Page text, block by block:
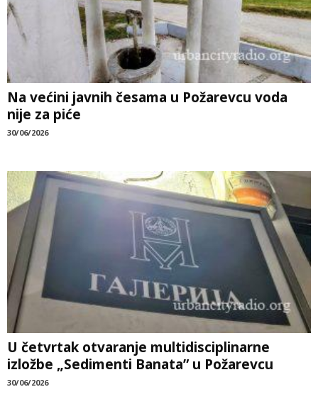
Na većini javnih česama u Požarevcu voda
nije za piće
30/06/2026
U četvrtak otvaranje multidisciplinarne
izložbe „Sedimenti Banata” u Požarevcu
30/06/2026